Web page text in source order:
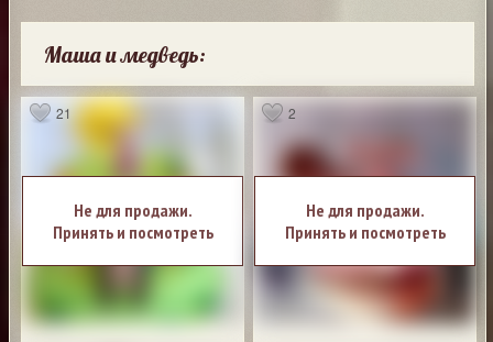
Маша и медведь:
21
Не для продажи.
Принять и посмотреть
2
Не для продажи.
Принять и посмотреть